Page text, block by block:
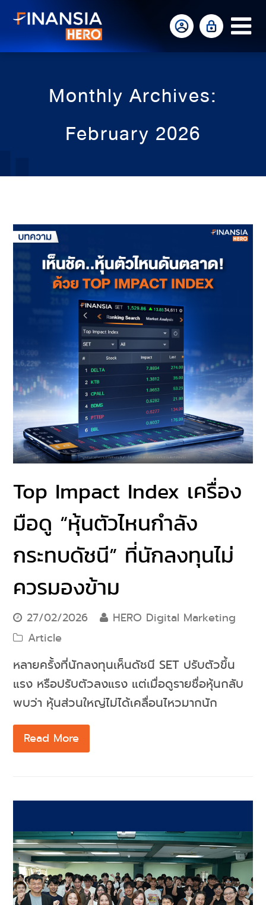
Monthly Archives:
February 2026
Top Impact Index เครื่อง
มือดู “หุ้นตัวไหนกำลัง
กระทบดัชนี” ที่นักลงทุนไม่
ควรมองข้าม
27/02/2026
HERO Digital Marketing
Article
หลายครั้งที่นักลงทุนเห็นดัชนี SET ปรับตัวขึ้น
แรง หรือปรับตัวลงแรง แต่เมื่อดูรายชื่อหุ้นกลับ
พบว่า หุ้นส่วนใหญ่ไม่ได้เคลื่อนไหวมากนัก
Read More